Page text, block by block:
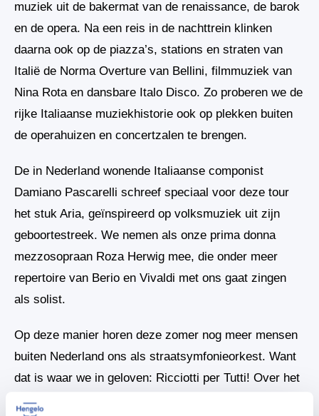
muziek uit de bakermat van de renaissance, de barok
en de opera. Na een reis in de nachttrein klinken
daarna ook op de piazza’s, stations en straten van
Italië de Norma Overture van Bellini, filmmuziek van
Nina Rota en dansbare Italo Disco. Zo proberen we de
rijke Italiaanse muziekhistorie ook op plekken buiten
de operahuizen en concertzalen te brengen.
De in Nederland wonende Italiaanse componist
Damiano Pascarelli schreef speciaal voor deze tour
het stuk Aria, geïnspireerd op volksmuziek uit zijn
geboortestreek. We nemen als onze prima donna
mezzosopraan Roza Herwig mee, die onder meer
repertoire van Berio en Vivaldi met ons gaat zingen
als solist.
Op deze manier horen deze zomer nog meer mensen
buiten Nederland ons als straatsymfonieorkest. Want
dat is waar we in geloven: Ricciotti per Tutti! Over het